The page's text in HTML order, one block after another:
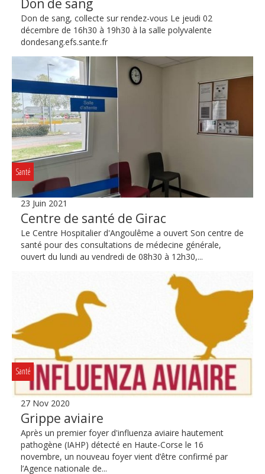
Don de sang
Don de sang, collecte sur rendez-vous Le jeudi 02
décembre de 16h30 à 19h30 à la salle polyvalente
dondesang.efs.sante.fr
Santé
23 Juin 2021
Centre de santé de Girac
Le Centre Hospitalier d'Angoulême a ouvert Son centre de
santé pour des consultations de médecine générale,
ouvert du lundi au vendredi de 08h30 à 12h30,...
Santé
27 Nov 2020
Grippe aviaire
Après un premier foyer d'influenza aviaire hautement
pathogène (IAHP) détecté en Haute-Corse le 16
novembre, un nouveau foyer vient d’être confirmé par
l’Agence nationale de...